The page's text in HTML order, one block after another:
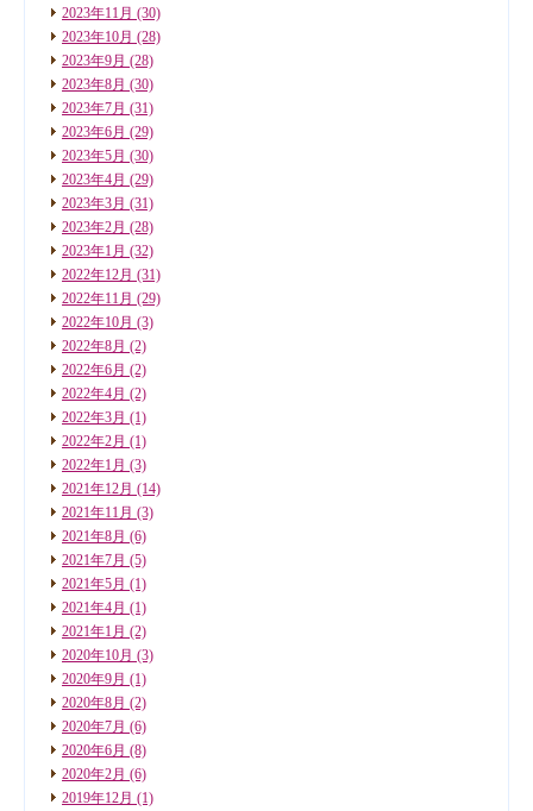
2023年11月 (30)
2023年10月 (28)
2023年9月 (28)
2023年8月 (30)
2023年7月 (31)
2023年6月 (29)
2023年5月 (30)
2023年4月 (29)
2023年3月 (31)
2023年2月 (28)
2023年1月 (32)
2022年12月 (31)
2022年11月 (29)
2022年10月 (3)
2022年8月 (2)
2022年6月 (2)
2022年4月 (2)
2022年3月 (1)
2022年2月 (1)
2022年1月 (3)
2021年12月 (14)
2021年11月 (3)
2021年8月 (6)
2021年7月 (5)
2021年5月 (1)
2021年4月 (1)
2021年1月 (2)
2020年10月 (3)
2020年9月 (1)
2020年8月 (2)
2020年7月 (6)
2020年6月 (8)
2020年2月 (6)
2019年12月 (1)